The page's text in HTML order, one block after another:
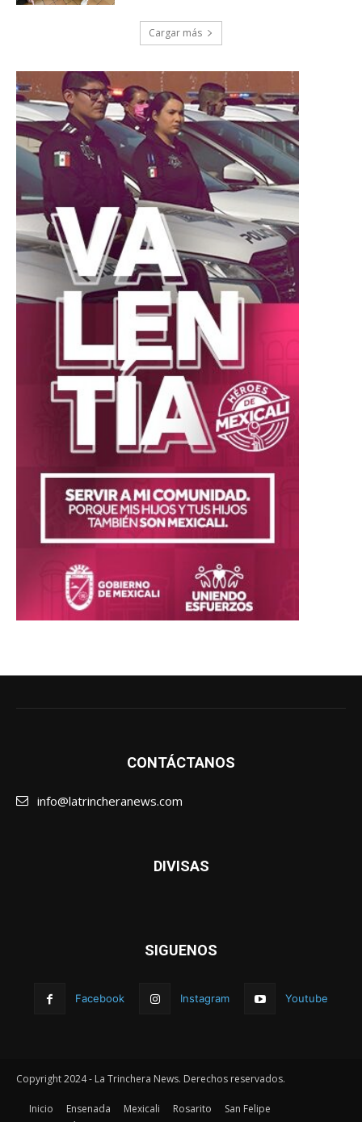
Cargar más
CONTÁCTANOS
info@latrincheranews.com
DIVISAS
SIGUENOS
Facebook Instagram Youtube
Copyright 2024 - La Trinchera News. Derechos reservados.
Inicio Ensenada Mexicali Rosarito
San Felipe